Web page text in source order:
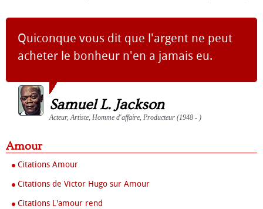
Quiconque vous dit que l'argent ne peut
acheter le bonheur n'en a jamais eu.
Samuel L. Jackson
Acteur, Artiste, Homme d'affaire, Producteur (1948 - )
Amour
Citations Amour
Citations de Victor Hugo sur Amour
Citations L'amour rend